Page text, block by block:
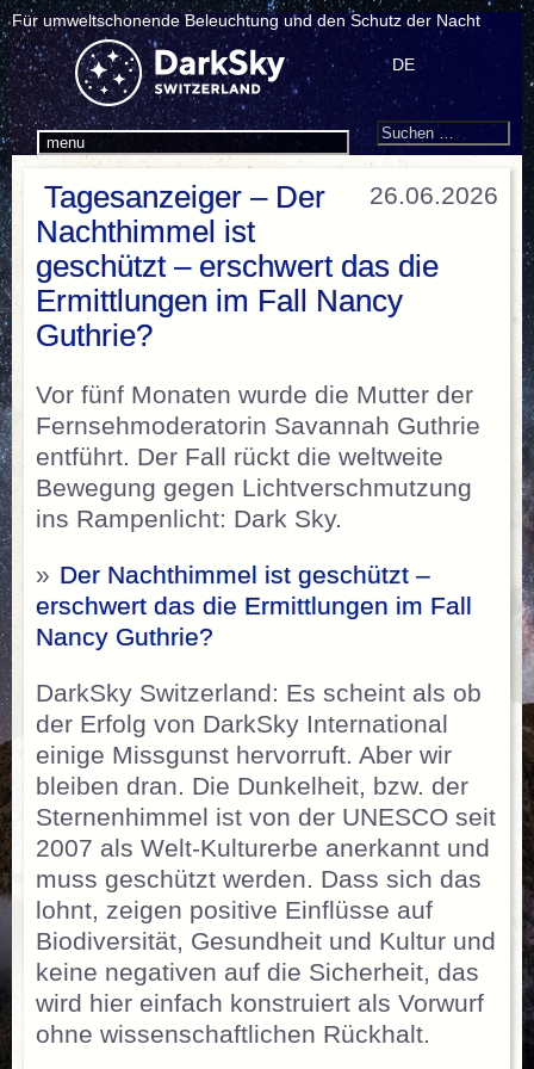
Für umweltschonende Beleuchtung und den Schutz der Nacht
menu
DE
Search
Suchen
26.06.2026
Tagesanzeiger – Der
Nachthimmel ist
geschützt – erschwert das die
Ermittlungen im Fall Nancy
Guthrie?
Vor fünf Monaten wurde die Mutter der
Fernsehmoderatorin Savannah Guthrie
entführt. Der Fall rückt die weltweite
Bewegung gegen Lichtverschmutzung
ins Rampenlicht: Dark Sky.
» Der Nachthimmel ist geschützt –
erschwert das die Ermittlungen im Fall
Nancy Guthrie?
DarkSky Switzerland: Es scheint als ob
der Erfolg von DarkSky International
einige Missgunst hervorruft. Aber wir
bleiben dran. Die Dunkelheit, bzw. der
Sternenhimmel ist von der UNESCO seit
2007 als Welt-Kulturerbe anerkannt und
muss geschützt werden. Dass sich das
lohnt, zeigen positive Einflüsse auf
Biodiversität, Gesundheit und Kultur und
keine negativen auf die Sicherheit, das
wird hier einfach konstruiert als Vorwurf
ohne wissenschaftlichen Rückhalt.